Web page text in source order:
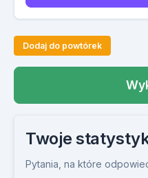
Dodaj do powtórek
Twoje
Pytania, na które